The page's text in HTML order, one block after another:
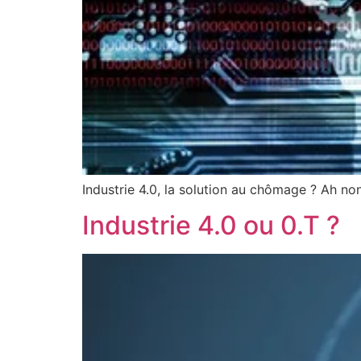
Industrie 4.0, la solution au chômage ? Ah
Industrie 4.0 ou 0.T ?